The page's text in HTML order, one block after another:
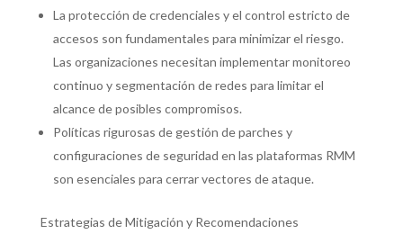
La protección de credenciales y el control estricto de
accesos son fundamentales para minimizar el riesgo.
Las organizaciones necesitan implementar monitoreo
continuo y segmentación de redes para limitar el
alcance de posibles compromisos.
Políticas rigurosas de gestión de parches y
configuraciones de seguridad en las plataformas RMM
son esenciales para cerrar vectores de ataque.
Estrategias de Mitigación y Recomendaciones